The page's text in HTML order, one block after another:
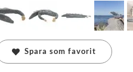
Spara som favorit